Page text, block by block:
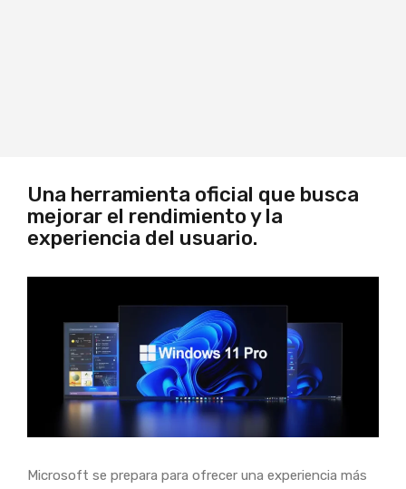
Una herramienta oficial que busca
mejorar el rendimiento y la
experiencia del usuario.
Microsoft se prepara para ofrecer una experiencia más